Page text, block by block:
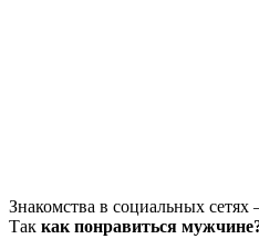
Знакомства в социальных сетях
Так как понравиться